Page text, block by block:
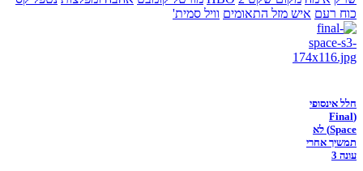
כוח רעם איש מזל התאומים וויל סמית'
חלל אינסופי
(Final
Space) לא
תמשיך אחרי
עונה 3